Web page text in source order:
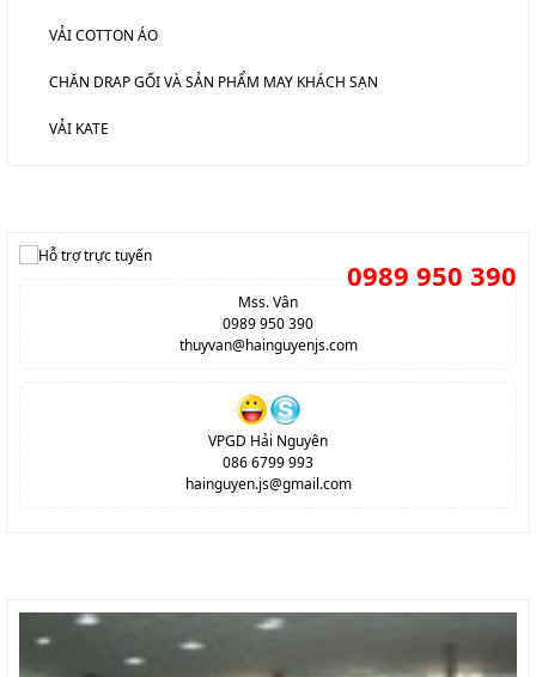
VẢI COTTON ÁO
CHĂN DRAP GỐI VÀ SẢN PHẨM MAY KHÁCH SẠN
VẢI KATE
0989 950 390
Mss. Vân
0989 950 390
thuyvan@hainguyenjs.com
VPGD Hải Nguyên
086 6799 993
hainguyen.js@gmail.com